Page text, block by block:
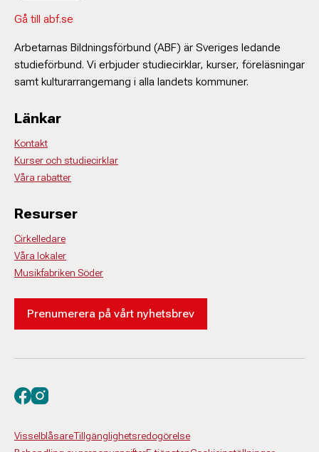
Gå till abf.se
Arbetarnas Bildningsförbund (ABF) är Sveriges ledande
studieförbund. Vi erbjuder studiecirklar, kurser, föreläsningar
samt kulturarrangemang i alla landets kommuner.
Länkar
Kontakt
Kurser och studiecirklar
Våra rabatter
Resurser
Cirkelledare
Våra lokaler
Musikfabriken Söder
Prenumerera på vårt nyhetsbrev
VisselblåsareTillgänglighetsredogörelse
Besök oss på facebook
Besök oss på instagram